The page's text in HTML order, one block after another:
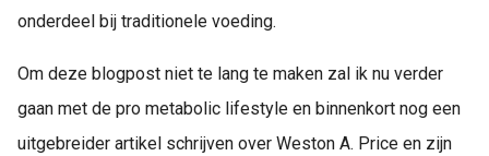
onderdeel bij traditionele voeding.
Om deze blogpost niet te lang te maken zal ik nu verder
gaan met de pro metabolic lifestyle en binnenkort nog een
uitgebreider artikel schrijven over Weston A. Price en zijn